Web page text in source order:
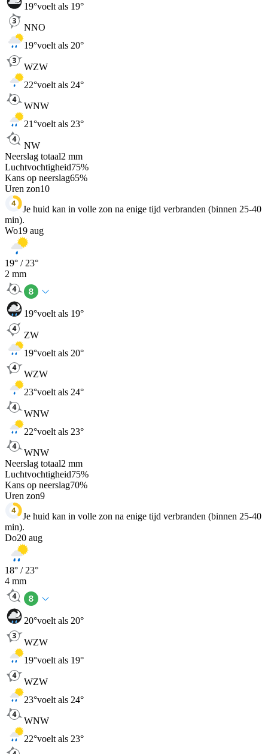
19°voelt als 19°
NNO
19°voelt als 20°
WZW
22°voelt als 24°
WNW
21°voelt als 23°
NW
Neerslag totaal2 mm
Luchtvochtigheid75%
Kans op neerslag65%
Uren zon10
Je huid kan in volle zon na enige tijd verbranden (binnen 25-40
min).
Wo19 aug
19° / 23°
2 mm
19°voelt als 19°
ZW
19°voelt als 20°
WZW
23°voelt als 24°
WNW
22°voelt als 23°
WNW
Neerslag totaal2 mm
Luchtvochtigheid75%
Kans op neerslag70%
Uren zon9
Je huid kan in volle zon na enige tijd verbranden (binnen 25-40
min).
Do20 aug
18° / 23°
4 mm
20°voelt als 20°
WZW
19°voelt als 19°
WZW
23°voelt als 24°
WNW
22°voelt als 23°